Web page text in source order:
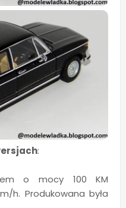
:
o mocy 100 KM
h. Produkowana była